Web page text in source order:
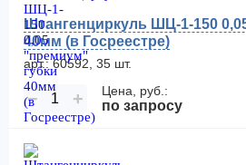
Штангенциркуль ШЦ-1-150
40мм (в Госреестре)
арт.: 60592, 35 шт.
− + Цена, руб.:
по запросу